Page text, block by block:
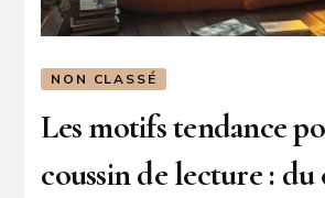
NON CLASSÉ
Les motifs tendance
coussin de lecture :